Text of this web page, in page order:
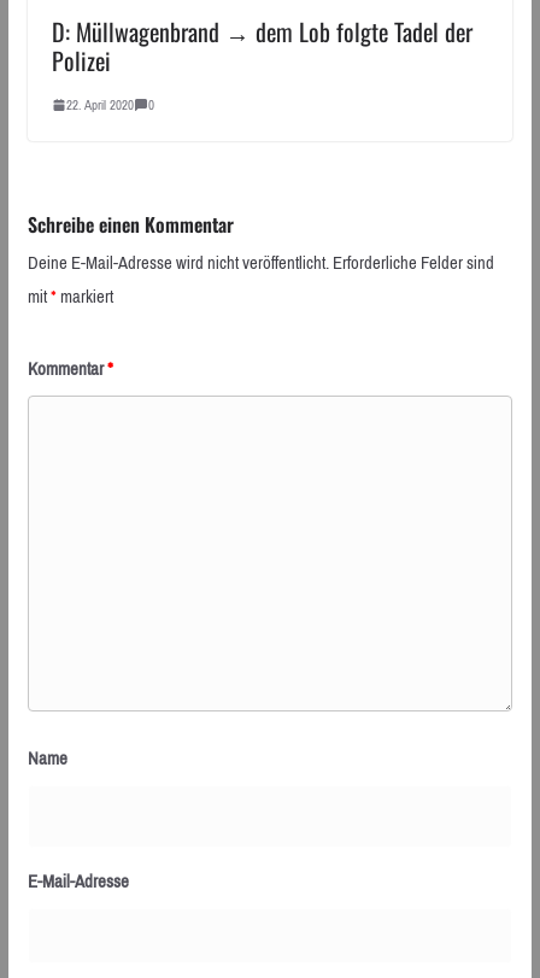
D: Müllwagenbrand → dem Lob folgte Tadel der
Polizei
22. April 2020 0
Schreibe einen Kommentar
Deine E-Mail-Adresse wird nicht veröffentlicht.Erforderliche Felder sind
mit*markiert
Kommentar*
Name
E-Mail-Adresse